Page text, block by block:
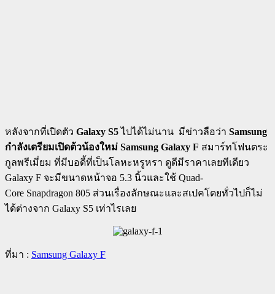
หลังจากที่เปิดตัว Galaxy S5ไปได้ไม่นาน มีข่าวลือว่า Samsung
กำลังเตรียมเปิดต้วน้องใหม่ Samsung Galaxy F สมาร์ทโฟนตระ
กูลพรีเมี่ยม ที่มีบอดี้ที่เป็นโลหะหรูหรา ดูดีมีราคาเลยทีเดียว
Galaxy F จะมีขนาดหน้าจอ 5.3 นิ้วและใช้ Quad-
Core Snapdragon 805 ส่วนเรื่องลักษณะและสเปคโดยทั่วไปก็ไม่
ได้ต่างจาก Galaxy S5 เท่าไรเลย
ที่มา : Samsung Galaxy F